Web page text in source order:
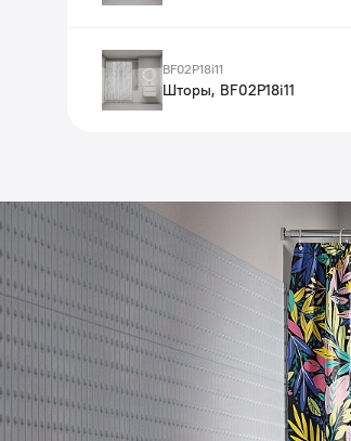
BF02P18i11
Шторы, BF02P18i11